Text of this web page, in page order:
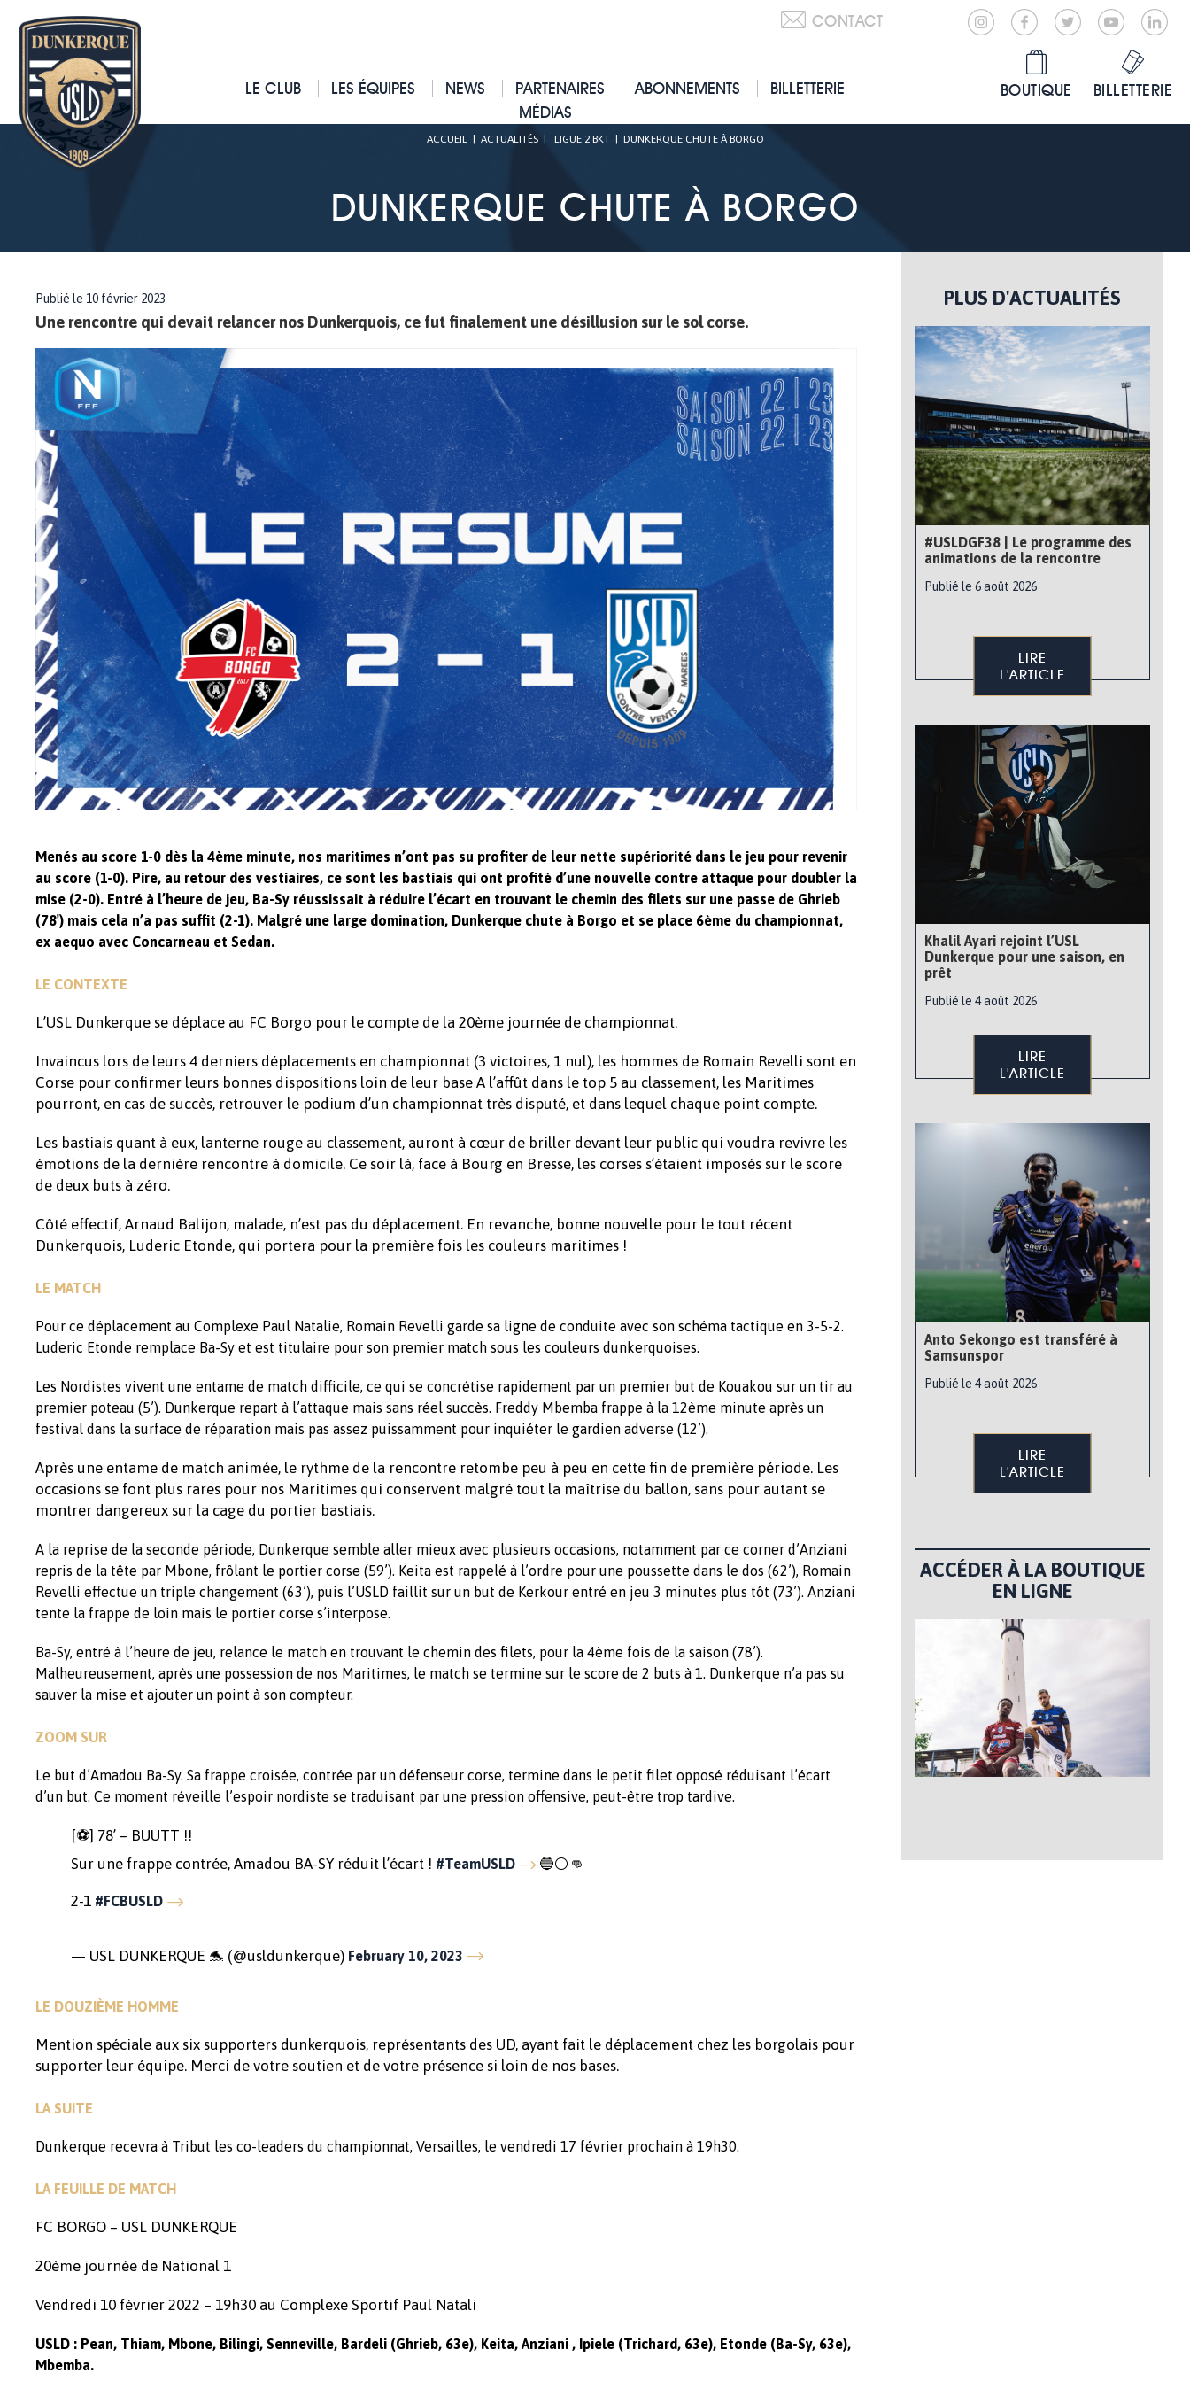
CONTACT
LE CLUB LES ÉQUIPES NEWS PARTENAIRES ABONNEMENTS
BILLETTERIE
MÉDIAS
BOUTIQUE BILLETTERIE
ACCUEIL| ACTUALITÉS| LIGUE 2 BKT| DUNKERQUE CHUTE À BORGO
DUNKERQUE CHUTE À BORGO
Publié le 10 février 2023
Une rencontre qui devait relancer nos Dunkerquois, ce fut finalement une désillusion sur le sol corse.
Menés au score 1-0 dès la 4ème minute, nos maritimes n’ont pas su profiter de leur nette supériorité dans le jeu pour revenir
au score (1-0). Pire, au retour des vestiaires, ce sont les bastiais qui ont profité d’une nouvelle contre attaque pour doubler la
mise (2-0). Entré à l’heure de jeu, Ba-Sy réussissait à réduire l’écart en trouvant le chemin des filets sur une passe de Ghrieb
(78′) mais cela n’a pas suffit (2-1). Malgré une large domination, Dunkerque chute à Borgo et se place 6ème du championnat,
ex aequo avec Concarneau et Sedan.
LE CONTEXTE
L’USL Dunkerque se déplace au FC Borgo pour le compte de la 20ème journée de championnat.
Invaincus lors de leurs 4 derniers déplacements en championnat (3 victoires, 1 nul), les hommes de Romain Revelli sont en
Corse pour confirmer leurs bonnes dispositions loin de leur base A l’affût dans le top 5 au classement, les Maritimes
pourront, en cas de succès, retrouver le podium d’un championnat très disputé, et dans lequel chaque point compte.
Les bastiais quant à eux, lanterne rouge au classement, auront à cœur de briller devant leur public qui voudra revivre les
émotions de la dernière rencontre à domicile. Ce soir là, face à Bourg en Bresse, les corses s’étaient imposés sur le score
de deux buts à zéro.
Côté effectif, Arnaud Balijon, malade, n’est pas du déplacement. En revanche, bonne nouvelle pour le tout récent
Dunkerquois, Luderic Etonde, qui portera pour la première fois les couleurs maritimes !
LE MATCH
Pour ce déplacement au Complexe Paul Natalie, Romain Revelli garde sa ligne de conduite avec son schéma tactique en 3-5-2.
Luderic Etonde remplace Ba-Sy et est titulaire pour son premier match sous les couleurs dunkerquoises.
Les Nordistes vivent une entame de match difficile, ce qui se concrétise rapidement par un premier but de Kouakou sur un tir au
premier poteau (5’). Dunkerque repart à l’attaque mais sans réel succès. Freddy Mbemba frappe à la 12ème minute après un
festival dans la surface de réparation mais pas assez puissamment pour inquiéter le gardien adverse (12’).
Après une entame de match animée, le rythme de la rencontre retombe peu à peu en cette fin de première période. Les
occasions se font plus rares pour nos Maritimes qui conservent malgré tout la maîtrise du ballon, sans pour autant se
montrer dangereux sur la cage du portier bastiais.
A la reprise de la seconde période, Dunkerque semble aller mieux avec plusieurs occasions, notamment par ce corner d’Anziani
repris de la tête par Mbone, frôlant le portier corse (59’). Keita est rappelé à l’ordre pour une poussette dans le dos (62’), Romain
Revelli effectue un triple changement (63’), puis l’USLD faillit sur un but de Kerkour entré en jeu 3 minutes plus tôt (73’). Anziani
tente la frappe de loin mais le portier corse s’interpose.
Ba-Sy, entré à l’heure de jeu, relance le match en trouvant le chemin des filets, pour la 4ème fois de la saison (78’).
Malheureusement, après une possession de nos Maritimes, le match se termine sur le score de 2 buts à 1. Dunkerque n’a pas su
sauver la mise et ajouter un point à son compteur.
ZOOM SUR
Le but d’Amadou Ba-Sy. Sa frappe croisée, contrée par un défenseur corse, termine dans le petit filet opposé réduisant l’écart
d’un but. Ce moment réveille l’espoir nordiste se traduisant par une pression offensive, peut-être trop tardive.
[⚽️] 78’ – BUUTT !!
Sur une frappe contrée, Amadou BA-SY réduit l’écart ! #TeamUSLD 🔵⚪👊
2-1 #FCBUSLD
— USL DUNKERQUE 🐬 (@usldunkerque) February 10, 2023
LE DOUZIÈME HOMME
Mention spéciale aux six supporters dunkerquois, représentants des UD, ayant fait le déplacement chez les borgolais pour
supporter leur équipe. Merci de votre soutien et de votre présence si loin de nos bases.
LA SUITE
Dunkerque recevra à Tribut les co-leaders du championnat, Versailles, le vendredi 17 février prochain à 19h30.
LA FEUILLE DE MATCH
FC BORGO – USL DUNKERQUE
20ème journée de National 1
Vendredi 10 février 2022 – 19h30 au Complexe Sportif Paul Natali
USLD : Pean, Thiam, Mbone, Bilingi, Senneville, Bardeli (Ghrieb, 63e), Keita, Anziani , Ipiele (Trichard, 63e), Etonde (Ba-Sy, 63e),
Mbemba.
PLUS D'ACTUALITÉS
#USLDGF38 | Le programme des
animations de la rencontre
Publié le 6 août 2026
LIRE
L'ARTICLE
Khalil Ayari rejoint l’USL
Dunkerque pour une saison, en
prêt
Publié le 4 août 2026
LIRE
L'ARTICLE
Anto Sekongo est transféré à
Samsunspor
Publié le 4 août 2026
LIRE
L'ARTICLE
ACCÉDER À LA BOUTIQUE
EN LIGNE